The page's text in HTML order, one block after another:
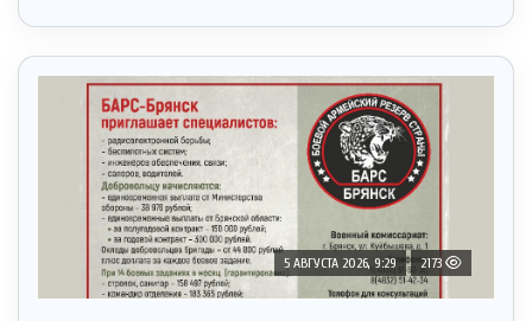
5 АВГУСТА 2026, 9:29 2173